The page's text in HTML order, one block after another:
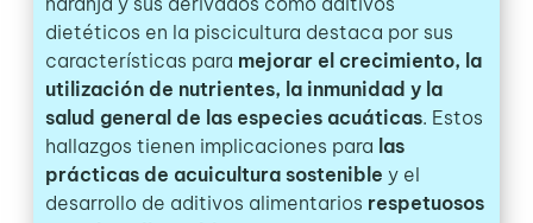
dietéticos en la piscicultura destaca por sus
características para mejorar el crecimiento, la
utilización de nutrientes, la inmunidad y la
salud general de las especies acuáticas. Estos
hallazgos tienen implicaciones para las
prácticas de acuicultura sostenible y el
desarrollo de aditivos alimentarios respetuosos